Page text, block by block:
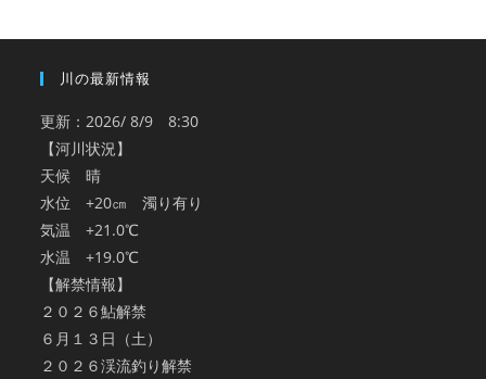
川の最新情報
更新：2026/ 8/9 8:30
【河川状況】
天候 晴
水位 +20㎝ 濁り有り
気温 +21.0℃
水温 +19.0℃
【解禁情報】
２０２６鮎解禁
６月１３日（土）
２０２６渓流釣り解禁